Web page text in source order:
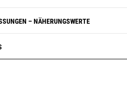
– NÄHERUNGSWERTE